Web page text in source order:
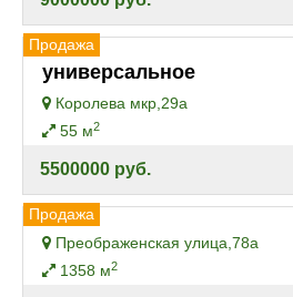
Продажа
универсальное
Королева мкр,29а
55 м2
5500000 руб.
Продажа
Преображенская улица,78а
1358 м2